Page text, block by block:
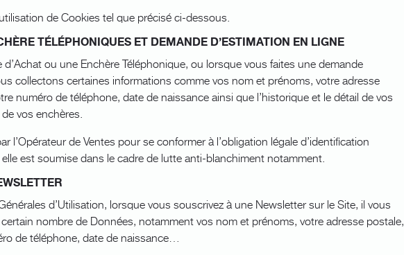
de Cookies tel que précisé ci-dessous.
TÉLÉPHONIQUES ET DEMANDE D’ESTIMATION EN LIGNE
ou une Enchère Téléphonique, ou lorsque vous faites une demande
collectons certaines informations comme vos nom et prénoms, votre adresse
numéro de téléphone, date de naissance ainsi que l’historique et le détail de vos
vos enchères.
l’Opérateur de Ventes pour se conformer à l’obligation légale d’identification
est soumise dans le cadre de lutte anti-blanchiment notamment.
d’Utilisation, lorsque vous souscrivez à une Newsletter sur le Site, il vous
nombre de Données, notamment vos nom et prénoms, votre adresse postale,
de téléphone, date de naissance…